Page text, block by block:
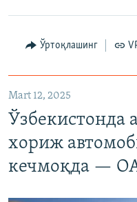
Ўртоқлашинг
Mart 12, 2025
Ўзбекистонда
хориж
кечмоқда —